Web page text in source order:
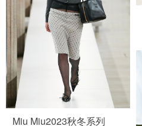
Miu Miu2023秋冬系列